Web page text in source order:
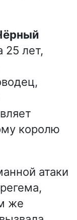
лет,
королю
атаки
же